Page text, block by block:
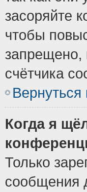
засоряйте
чтобы
запрещено,
счётчика
Вернуться
Когда я
Только
сообщения